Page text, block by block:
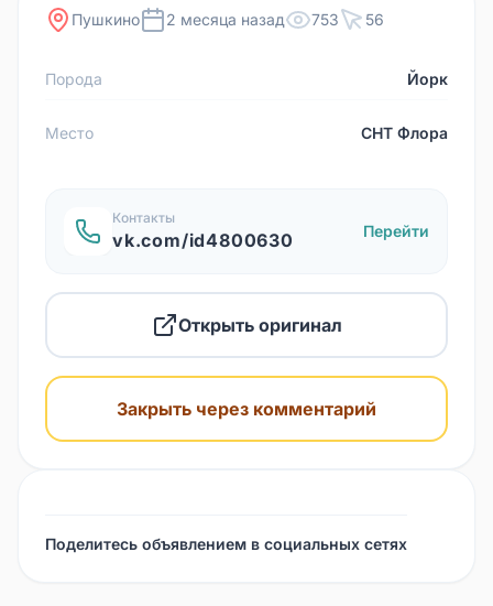
Пушкино 2 месяца назад 753 56
Порода Йорк
Место СНТ Флора
Контакты
vk.com/id4800630 Перейти
Открыть оригинал
Закрыть через комментарий
Поделитесь объявлением в социальных сетях